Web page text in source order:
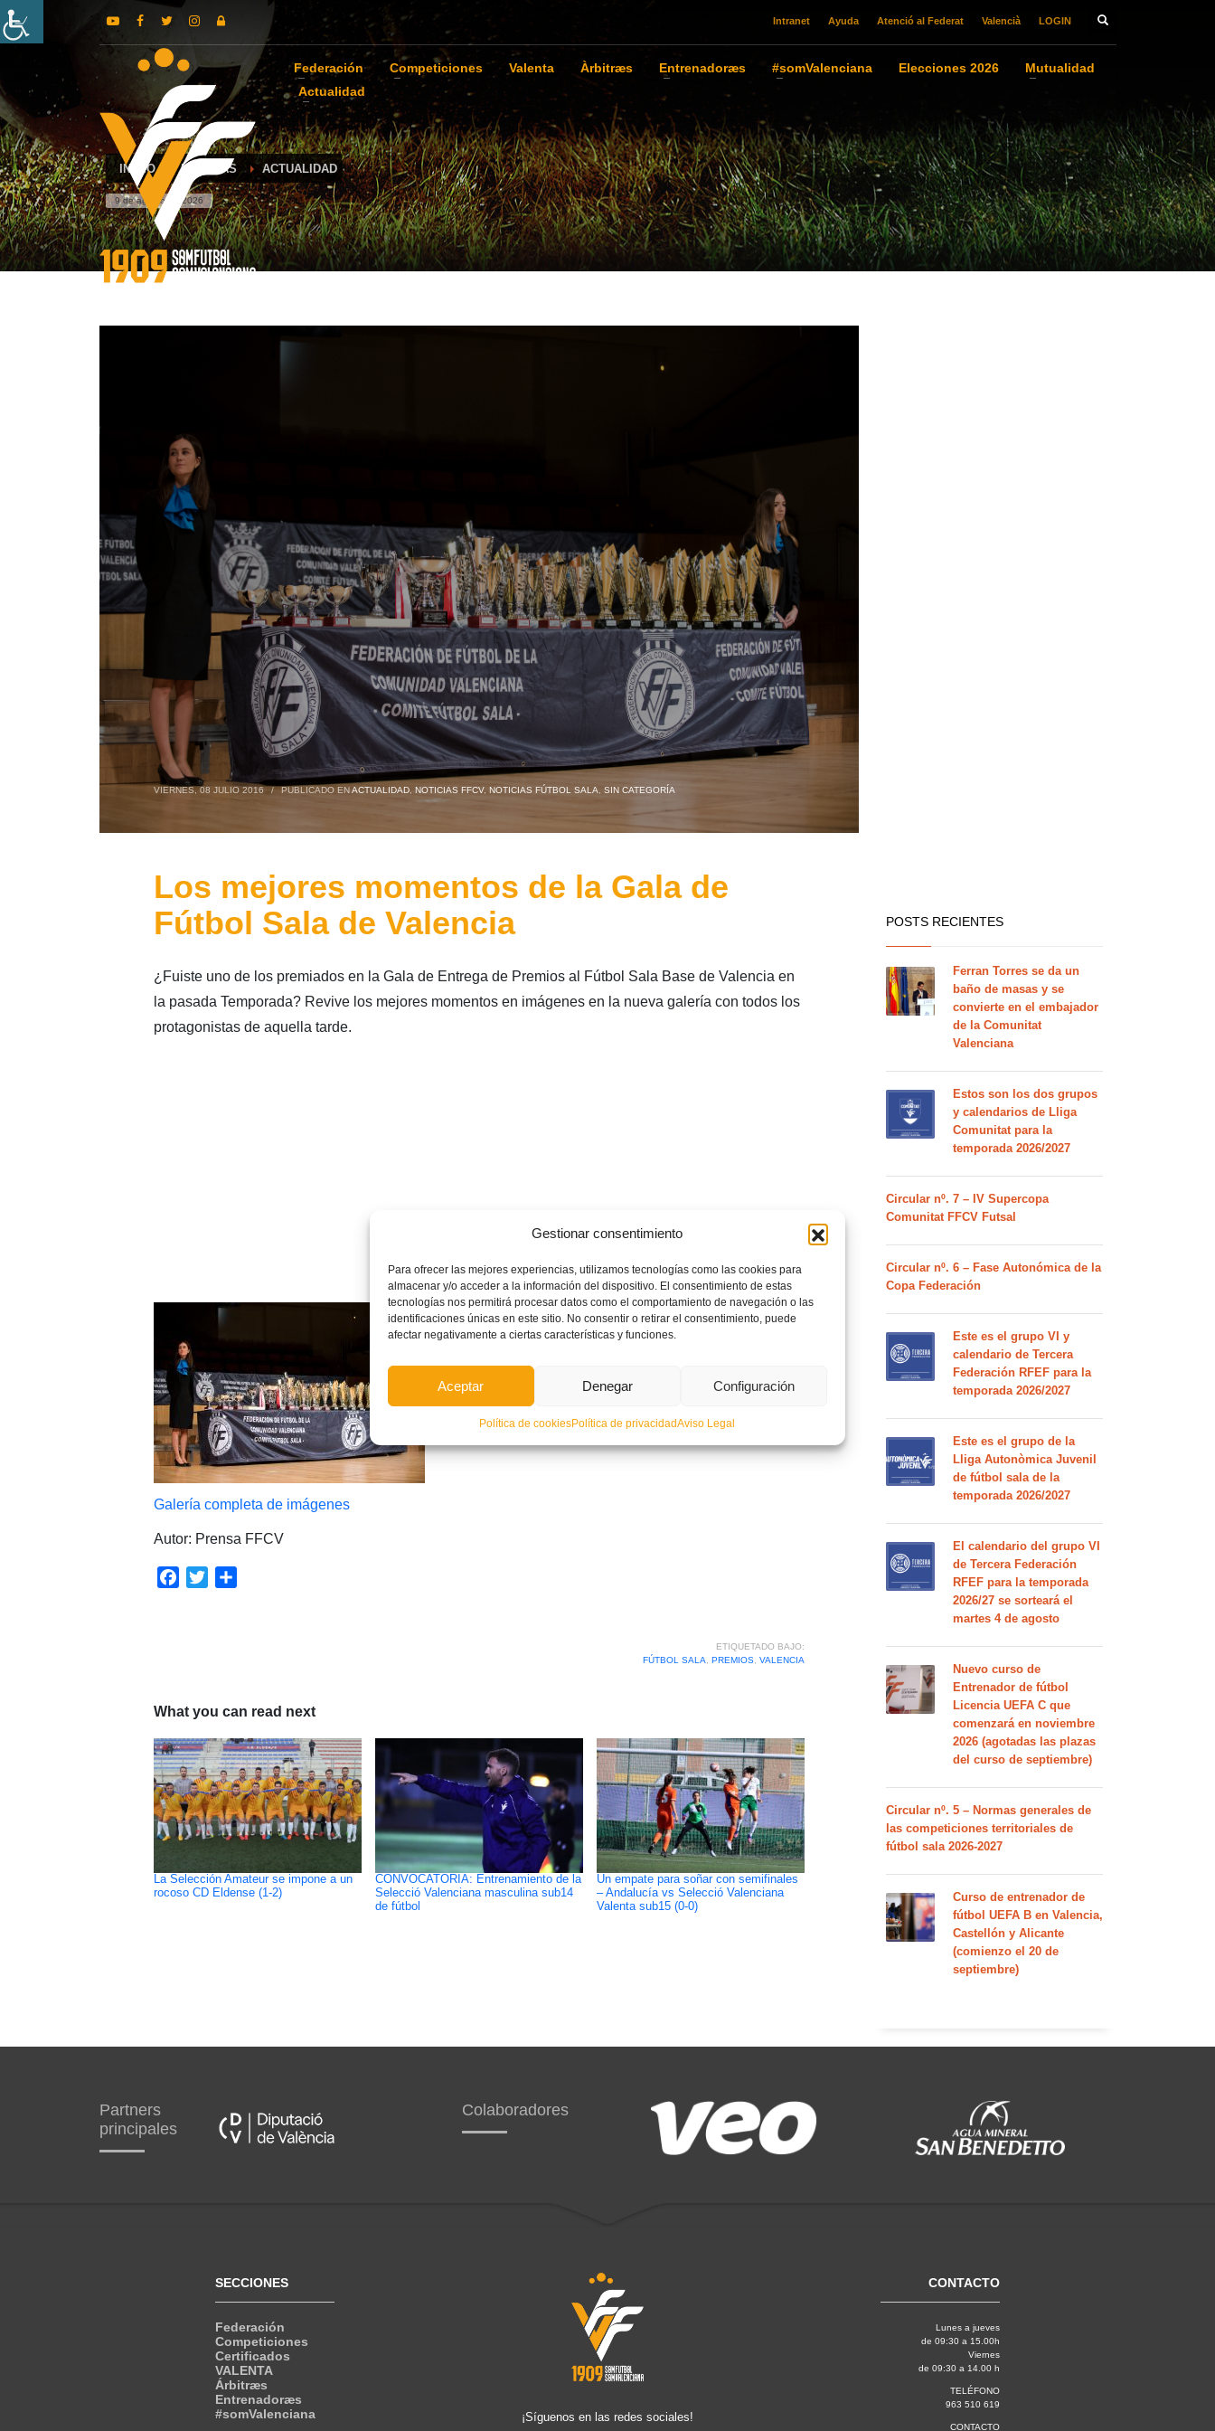
Gestionar consentimiento
Para ofrecer las mejores experiencias, utilizamos tecnologías como las cookies para
almacenar y/o acceder a la información del dispositivo. El consentimiento de estas
tecnologías nos permitirá procesar datos como el comportamiento de navegación o las
identificaciones únicas en este sitio. No consentir o retirar el consentimiento, puede
afectar negativamente a ciertas características y funciones.
Aceptar Denegar Configuración
Política de cookiesPolítica de privacidadAviso Legal
Intranet Ayuda Atenció al Federat Valencià LOGIN
Federación Competiciones Valenta Àrbitræs Entrenadoræs #somValenciana Elecciones 2026
Mutualidad
Actualidad
INICIO NOTICIAS ACTUALIDAD
9 de agosto de 2026
VIERNES, 08 JULIO 2016 / PUBLICADO ENACTUALIDAD, NOTICIAS FFCV, NOTICIAS FÚTBOL SALA SIN CATEGORÍA
Los mejores momentos de la Gala de
Fútbol Sala de Valencia
¿Fuiste uno de los premiados en la Gala de Entrega de Premios al Fútbol Sala Base de Valencia en
la pasada Temporada? Revive los mejores momentos en imágenes en la nueva galería con todos los
protagonistas de aquella tarde.
Galería completa de imágenes
Autor: Prensa FFCV
Facebook
Twitter
ETIQUETADO BAJO:
FÚTBOL SALA
PREMIOS, VALENCIA
What you can read next
La Selección Amateur se impone a un
rocoso CD Eldense (1-2)
CONVOCATORIA: Entrenamiento de la
Selecció Valenciana masculina sub14
de fútbol
Un empate para soñar con semifinales
– Andalucía vs Selecció Valenciana
Valenta sub15 (0-0)
POSTS RECIENTES
Ferran Torres se da un
baño de masas y se
convierte en el embajador
de la Comunitat
Valenciana
Estos son los dos grupos
y calendarios de Lliga
Comunitat para la
temporada 2026/2027
Circular nº. 7 – IV Supercopa
Comunitat FFCV Futsal
Circular nº. 6 – Fase Autonómica de la
Copa Federación
Este es el grupo VI y
calendario de Tercera
Federación RFEF para la
temporada 2026/2027
Este es el grupo de la
Lliga Autonòmica Juvenil
de fútbol sala de la
temporada 2026/2027
El calendario del grupo VI
de Tercera Federación
RFEF para la temporada
2026/27 se sorteará el
martes 4 de agosto
Nuevo curso de
Entrenador de fútbol
Licencia UEFA C que
comenzará en noviembre
2026 (agotadas las plazas
del curso de septiembre)
Circular nº. 5 – Normas generales de
las competiciones territoriales de
fútbol sala 2026-2027
Curso de entrenador de
fútbol UEFA B en Valencia,
Castellón y Alicante
(comienzo el 20 de
septiembre)
Partners
principales
Colaboradores
SECCIONES
Federación
Competiciones
Certificados
VALENTA
Árbitræs
Entrenadoræs
#somValenciana
¡Síguenos en las redes sociales!
CONTACTO
Lunes a jueves
de 09:30 a 15.00h
Viernes
de 09:30 a 14.00 h
TELÉFONO
963 510 619
CONTACTO